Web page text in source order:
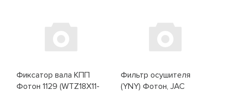
Фиксатор вала КПП
Фотон 1129 (WTZ18X11-
Фильтр осушителя
(YNY) Фотон, JAC